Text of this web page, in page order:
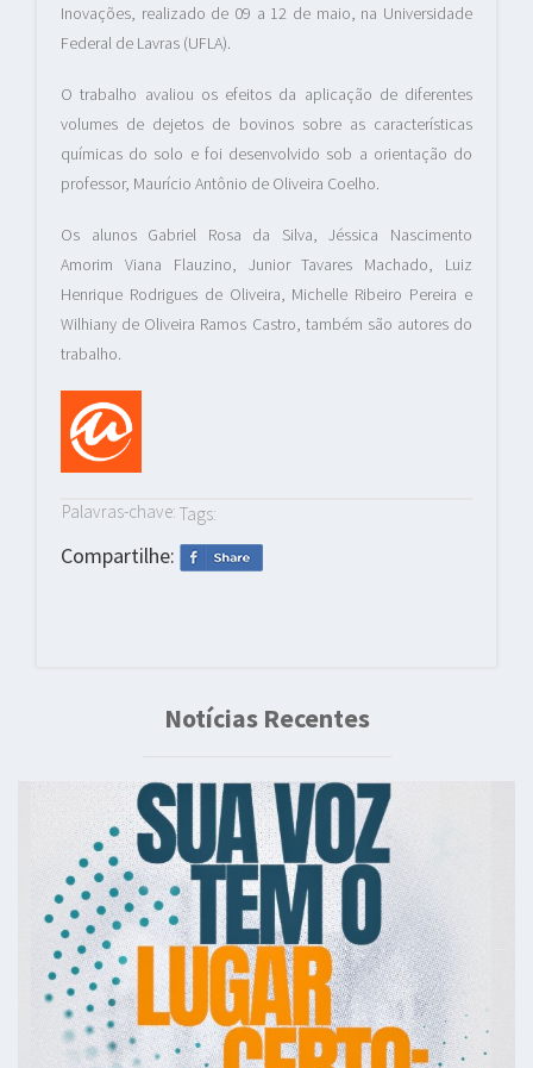
Inovações, realizado de 09 a 12 de maio, na Universidade
Federal de Lavras (UFLA).
O trabalho avaliou os efeitos da aplicação de diferentes
volumes de dejetos de bovinos sobre as características
químicas do solo e foi desenvolvido sob a orientação do
professor, Maurício Antônio de Oliveira Coelho.
Os alunos Gabriel Rosa da Silva, Jéssica Nascimento
Amorim Viana Flauzino, Junior Tavares Machado, Luiz
Henrique Rodrigues de Oliveira, Michelle Ribeiro Pereira e
Wilhiany de Oliveira Ramos Castro, também são autores do
trabalho.
Palavras-chave: Tags:
Compartilhe:
Notícias Recentes